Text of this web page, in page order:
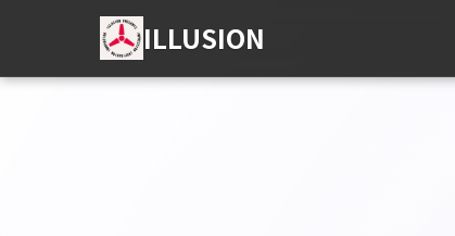
ILLUSION